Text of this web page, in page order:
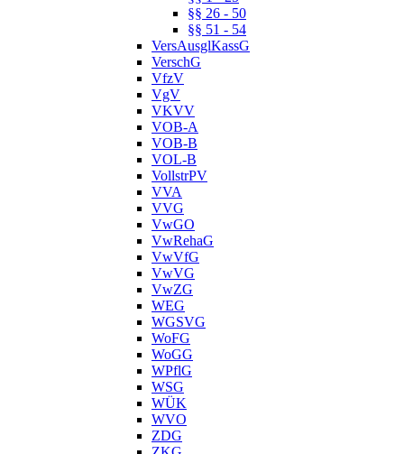
§§ 26 - 50
§§ 51 - 54
VersAusglKassG
VerschG
VfzV
VgV
VKVV
VOB-A
VOB-B
VOL-B
VollstrPV
VVA
VVG
VwGO
VwRehaG
VwVfG
VwVG
VwZG
WEG
WGSVG
WoFG
WoGG
WPflG
WSG
WÜK
WVO
ZDG